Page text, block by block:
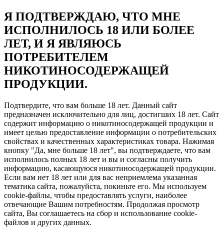
Я ПОДТВЕРЖДАЮ, ЧТО МНЕ
ИСПОЛНИЛОСЬ 18 ИЛИ БОЛЕЕ
ЛЕТ, И Я ЯВЛЯЮСЬ
ПОТРЕБИТЕЛЕМ
НИКОТИНОСОДЕРЖАЩЕЙ
ПРОДУКЦИИ.
Подтвердите, что вам больше 18 лет. Данный сайт
предназначен исключительно для лиц, достигших 18 лет. Сайт
содержит информацию о никотиносодержащей продукции и
имеет целью предоставление информации о потребительских
свойствах и качественных характеристиках товара. Нажимая
кнопку "Да, мне больше 18 лет", вы подтверждаете, что вам
исполнилось полных 18 лет и вы и согласны получить
информацию, касающуюся никотиносодержащей продукции.
Если вам нет 18 лет или для вас неприемлема указанная
тематика сайта, пожалуйста, покиньте его. Мы используем
cookie-файлы, чтобы предоставлять услуги, наиболее
отвечающие Вашим потребностям. Продолжая просмотр
сайта, Вы соглашаетесь на сбор и использование cookie-
файлов и других данных.